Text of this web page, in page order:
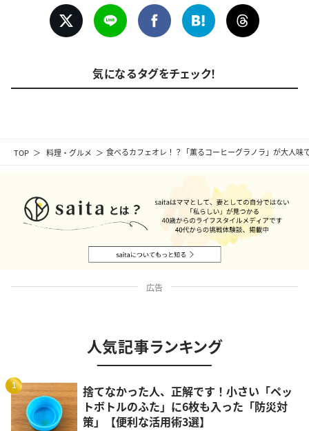
TOP 料理・グルメ 食べるカフェオレ！？「薫るコーヒーグラノラ」が大人味
気になるタグをチェック！
広告
人気記事ランキング
1
捨てなかった人、正解です！小さい「ペッ
トボトルのふた」に6枚も入った「防災対
策」【便利な活用術3選】